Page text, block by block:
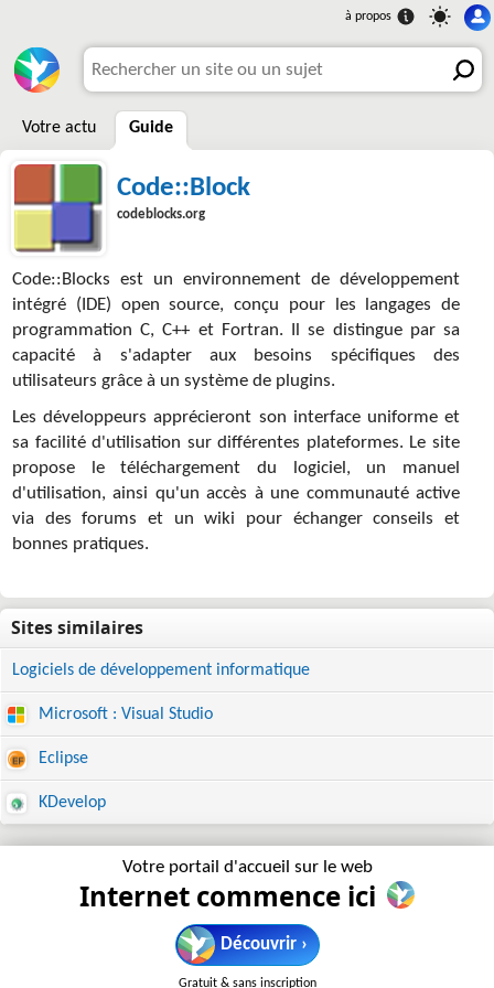
Votre actu Guide
Code::Block
codeblocks.org
Code::Blocks est un environnement de développement
intégré (IDE) open source, conçu pour les langages de
programmation C, C++ et Fortran. Il se distingue par sa
capacité à s'adapter aux besoins spécifiques des
utilisateurs grâce à un système de plugins.
Les développeurs apprécieront son interface uniforme et
sa facilité d'utilisation sur différentes plateformes. Le site
propose le téléchargement du logiciel, un manuel
d'utilisation, ainsi qu'un accès à une communauté active
via des forums et un wiki pour échanger conseils et
bonnes pratiques.
Logiciels de développement informatique
Microsoft : Visual Studio
Eclipse
KDevelop
Votre portail d'accueil sur le web
Internet commence ici
Découvrir ›
Gratuit & sans inscription